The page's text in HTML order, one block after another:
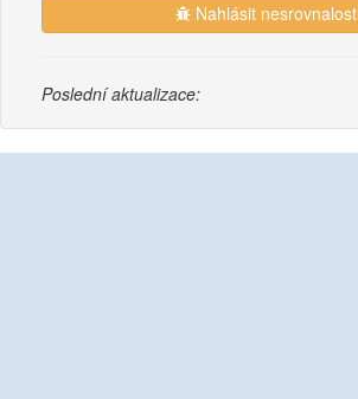
Nahlásit nesrovnalost
Poslední aktualizace: